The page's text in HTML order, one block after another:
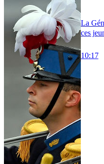
La
ces
10:17